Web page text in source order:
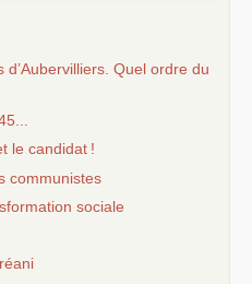
Quel ordre du
le candidat !
communistes
sociale